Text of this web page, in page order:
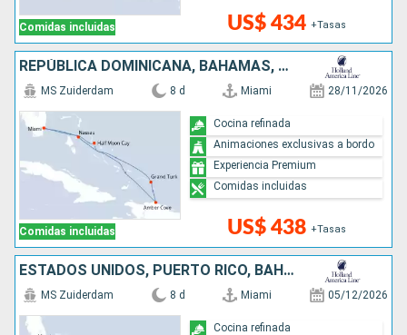
Comidas incluidas US$ 434 +Tasas
REPÚBLICA DOMINICANA, BAHAMAS, ESTADOS UNIDOS
Comidas incluidas
MS Zuiderdam 8 d Miami 28/11/2026
US$ 438 +Tasas
Cocina refinada
Animaciones exclusivas a bordo
Experiencia Premium
Comidas incluidas
ESTADOS UNIDOS, PUERTO RICO, BAHAMAS
MS Zuiderdam 8 d Miami 05/12/2026
Cocina refinada